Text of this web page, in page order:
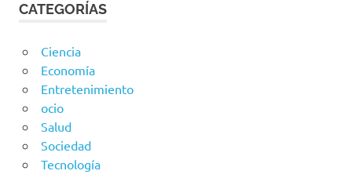
CATEGORÍAS
Ciencia
Economía
Entretenimiento
ocio
Salud
Sociedad
Tecnología